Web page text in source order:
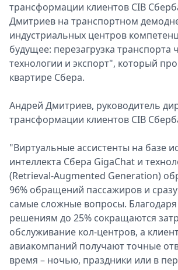
трансформации клиентов CIB
Дмитриев на транспортном
индустриальных центров
будущее: перезагрузка транспорта
технологии и экспорт", который
квартире Сбера.
Андрей Дмитриев, руководитель
трансформации клиентов CIB
"Виртуальные ассистенты на базе
интеллекта Сбера GigaChat и
(Retrieval-Augmented Generation)
96% обращений пассажиров и
самые сложные вопросы.
решениям до 25% сокращаются
обслуживание кол-центров, а
авиакомпаний получают точные
время – ночью, праздники или в